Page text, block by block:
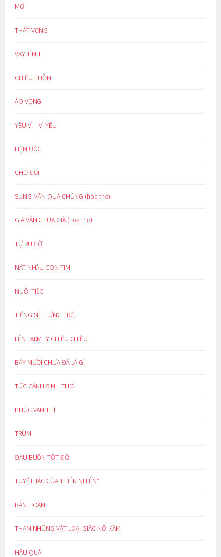
MƠ
THẤT VỌNG
VAY TÌNH
CHIỀU BUỒN
ẢO VỌNG
YÊU VÌ – VÌ YÊU
HẸN ƯỚC
CHỜ ĐỢI
SUNG MÃN QUÁ CHỪNG (hoạ thơ)
GIÀ VẪN CHƯA GIÀ (hoạ thơ)
TỰ RU ĐỜI
NÁT NHÀU CON TIM
NUỐI TIẾC
TIẾNG SÉT LƯNG TRỜI
LÊN FARM LÝ CHIỀU CHIỀU
BẢY MƯƠI CHƯA ĐÃ LÀ GÌ
TỨC CẢNH SINH THƠ
PHÚC VẠN THÌ
TRÙM
ĐAU BUỒN TỘT ĐỘ
TUYỆT TÁC CỦA THIÊN NHIÊN*
BÀN HOÀN
THAM NHŨNG VẶT LOẠI GIẶC NỘI XÂM
HẬU QUẢ